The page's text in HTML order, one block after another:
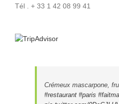
Tél . + 33 1 42 08 99 41
Crémeux mascarpone,
#restaurant #paris